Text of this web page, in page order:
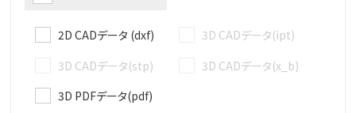
2D CADデータ (dxf)
3D CADデータ(ipt)
3D CADデータ(stp)
3D CADデータ(x_b)
3D PDFデータ(pdf)